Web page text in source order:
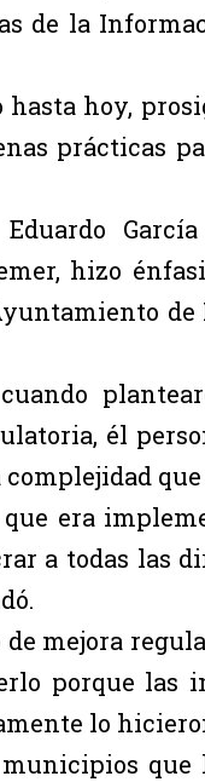
de la
hoy,
prácticas
hizo
de
él
era
a todas las
de mejora
porque las
lo